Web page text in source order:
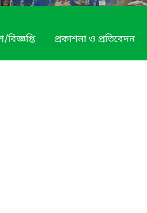
প্রকাশনা ও প্রতিবেদন